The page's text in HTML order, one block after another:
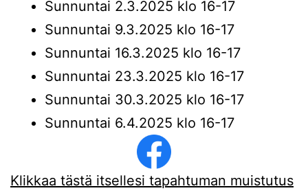
Sunnuntai 2.3.2025 klo 16-17
Sunnuntai 9.3.2025 klo 16-17
Sunnuntai 16.3.2025 klo 16-17
Sunnuntai 23.3.2025 klo 16-17
Sunnuntai 30.3.2025 klo 16-17
Sunnuntai 6.4.2025 klo 16-17
Klikkaa tästä itsellesi tapahtuman muistutus